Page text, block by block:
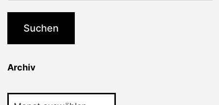
Archiv